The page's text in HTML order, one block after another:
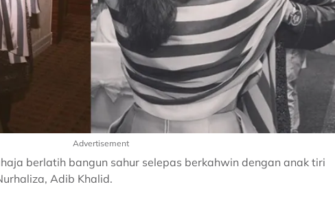
Advertisement
berlatih bangun sahur selepas berkahwin dengan anak tiri
Adib Khalid.